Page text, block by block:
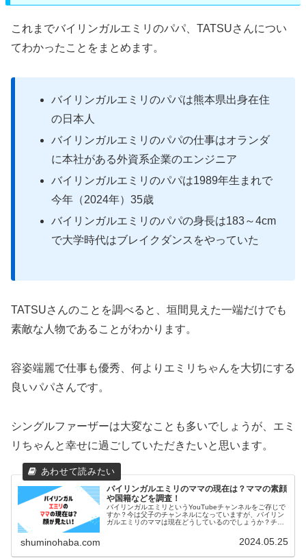
これまでバイリンガルエミリのパパ、TATSUさんについ
てわかったことをまとめます。
バイリンガルエミリのパパは熊本県出身在住
の日本人
バイリンガルエミリのパパの仕事はオランダ
に本社がある外資系企業のエンジニア
バイリンガルエミリのパパは1989年生まれで
今年（2024年）35歳
バイリンガルエミリのパパの身長は183～4cm
で大学時代はブレイクダンスをやっていた
TATSUさんのことを調べると、垣間見えた一端だけでも
素敵な人物であることがわかります。
容姿端麗で仕事も優秀、何よりエミリちゃんを大切にする
良いパパさんです。
シングルファーザーは大変なことも多いでしょうが、エミ
リちゃんと幸せに過ごしていただきたいと思います。
バイリンガルエミリのママの現在は？ママの素顔
や国籍などを調査！
バイリンガルエミリというYouTubeチャンネルをご存じで
すか？今は父子のチャンネルになっていますが、バイリン
ガルエミリのママは現在どうしているのでしょうか？チャ
も探索しました！バイリンガルエミリのママの現在を徹底
shuminohaba.com 2024.05.25